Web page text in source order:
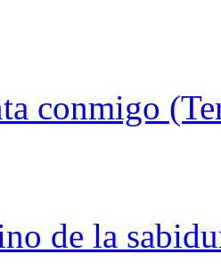
conmigo
de la